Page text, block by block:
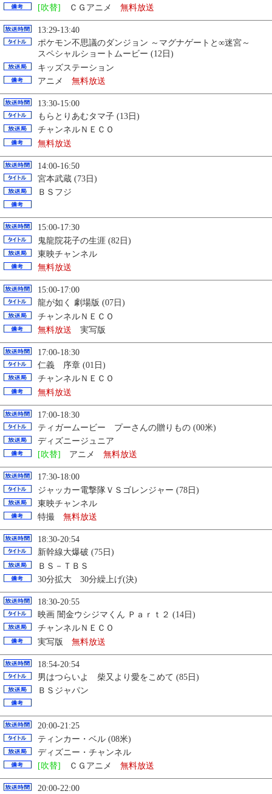
[吹替] ＣＧアニメ 無料放送
13:29-13:40
ポケモン不思議のダンジョン ～マグナゲートと∞迷宮～
スペシャルショートムービー (12日)
キッズステーション
アニメ 無料放送
13:30-15:00
もらとりあむタマ子 (13日)
チャンネルＮＥＣＯ
無料放送
14:00-16:50
宮本武蔵 (73日)
ＢＳフジ
15:00-17:30
鬼龍院花子の生涯 (82日)
東映チャンネル
無料放送
15:00-17:00
龍が如く 劇場版 (07日)
チャンネルＮＥＣＯ
無料放送 実写版
17:00-18:30
仁義 序章 (01日)
チャンネルＮＥＣＯ
無料放送
17:00-18:30
ティガームービー プーさんの贈りもの (00米)
ディズニージュニア
[吹替]
アニメ 無料放送
17:30-18:00
ジャッカー電撃隊ＶＳゴレンジャー (78日)
東映チャンネル
特撮 無料放送
18:30-20:54
新幹線大爆破 (75日)
ＢＳ－ＴＢＳ
30分拡大 30分繰上げ(決)
18:30-20:55
映画 闇金ウシジマくん Ｐａｒｔ２ (14日)
チャンネルＮＥＣＯ
実写版 無料放送
18:54-20:54
男はつらいよ 柴又より愛をこめて (85日)
ＢＳジャパン
20:00-21:25
ティンカー・ベル (08米)
ディズニー・チャンネル
[吹替]
ＣＧアニメ 無料放送
20:00-22:00